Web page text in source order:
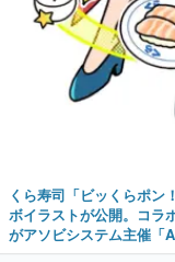
くら寿司「ビッくらポン
ボイラストが公開。コラ
がアソビシステム主催「